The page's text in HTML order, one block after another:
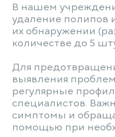
В нашем
удаление полипов
их обнаружении
количестве до 5
Для
выявления
регулярные
специалистов.
симптомы и
помощью при